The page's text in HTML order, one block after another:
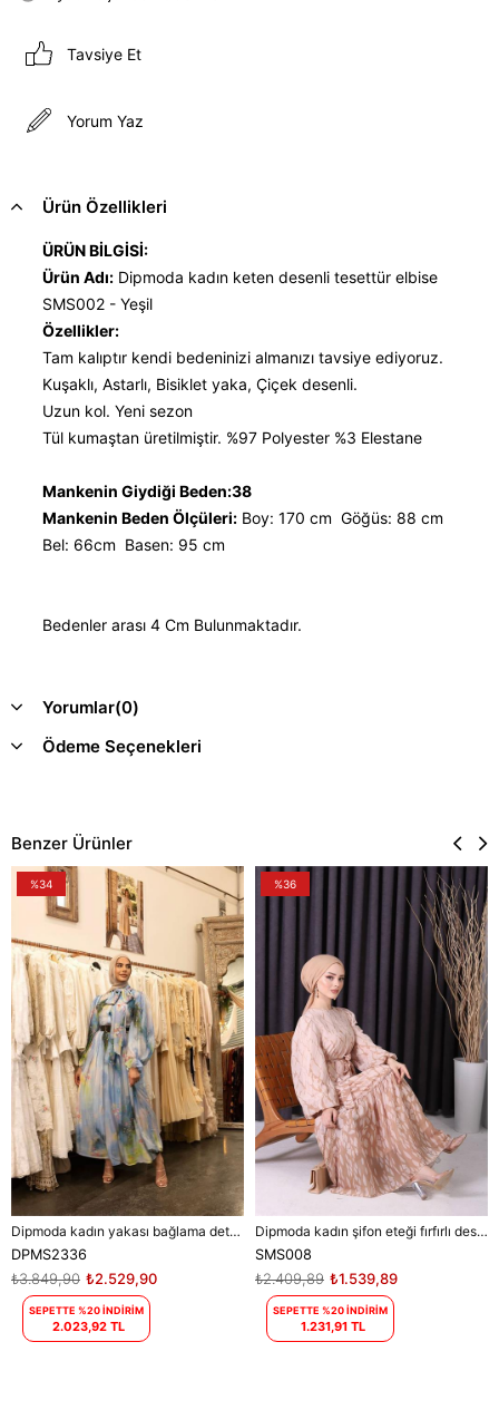
Tavsiye Et
Yorum Yaz
Ürün Özellikleri
ÜRÜN BİLGİSİ:
Ürün Adı: Dipmoda kadın keten desenli tesettür elbise
SMS002 - Yeşil
Özellikler:
Tam kalıptır kendi bedeninizi almanızı tavsiye ediyoruz.
Kuşaklı, Astarlı, Bisiklet yaka, Çiçek desenli.
Uzun kol. Yeni sezon
Tül kumaştan üretilmiştir. %97 Polyester %3 Elestane
Mankenin Giydiği Beden:38
Mankenin Beden Ölçüleri: Boy: 170 cm Göğüs: 88 cm
Bel: 66cm Basen: 95 cm
Bedenler arası 4 Cm Bulunmaktadır.
Yorumlar(0)
Ödeme Seçenekleri
Benzer Ürünler
Dipmoda kadın yakası bağlama detaylı tesettür şifon elbise DPMS2336
DPMS2336
₺2.529,90
₺3.849,90
SEPETTE %20 İNDİRİM
2.023,92 TL
%34
Dipmoda kadın şifon eteği fırfırlı desenli tesettür elbise SMS008
SMS008
₺1.539,89
₺2.409,89
SEPETTE %20 İNDİRİM
1.231,91 TL
%36